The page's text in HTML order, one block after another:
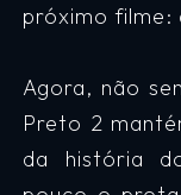
próximo filme:
Agora, não
Preto 2
da história